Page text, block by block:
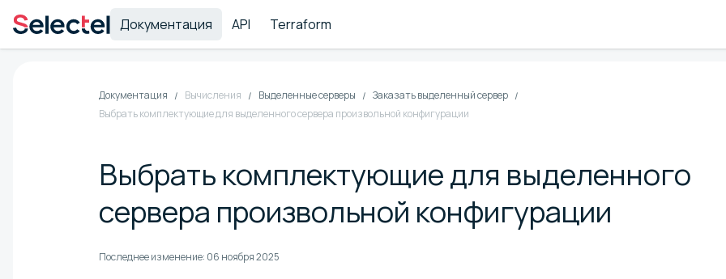
Документация API Terraform
Документация Вычисления Выделенные серверы
Заказать выделенный сервер
Выбрать комплектующие для выделенного сервера произвольной конфигурации
Выбрать комплектующие для выделенного
сервера произвольной конфигурации
Последнее изменение: 06 ноября 2025